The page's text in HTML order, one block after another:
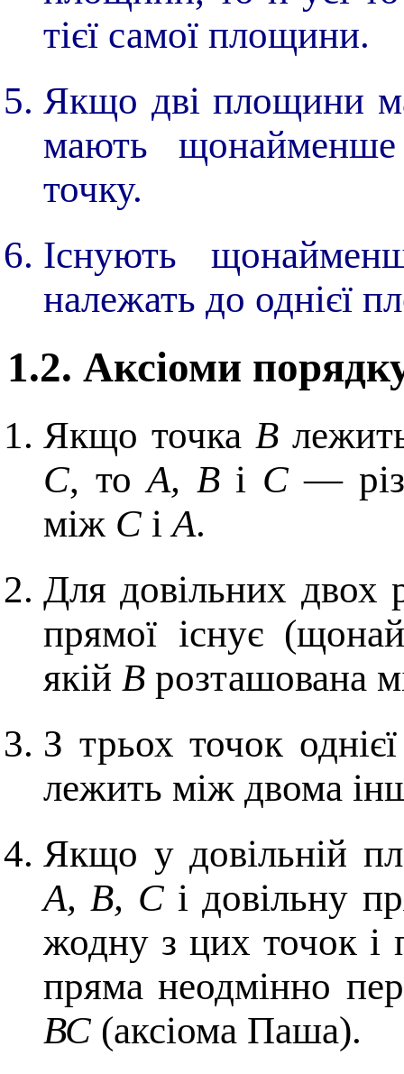
тієї самої площини.
Якщо дві площини
мають
точку.
Існують
належать до однієї
1.2. Аксіоми
Якщо точка В
С, тоА, Ві С—
між С іА.
Для довільних двох
прямої існує
якій B розташована
З трьох точок
лежить між двома
Якщо у довільній
А, В, Сі довільну
жодну з цих точок і
пряма неодмінно
ВС (аксіома Паша).